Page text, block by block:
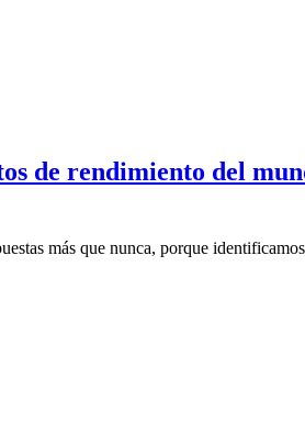
de rendimiento del
más que nunca, porque